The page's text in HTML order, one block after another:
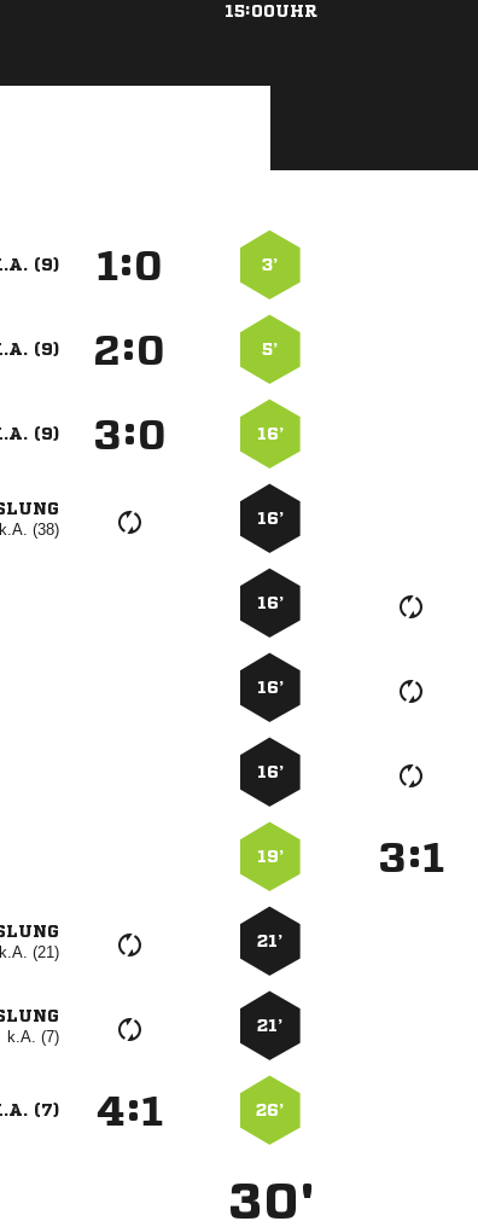
15:00UHR
(9) : 3’
(9) : 5’
(9) : 16’
k.A. (38)
16’
16’
16’
16’
19’ :
k.A. (21)
21’
k.A. (7)
21’
(7) : 26’
30'